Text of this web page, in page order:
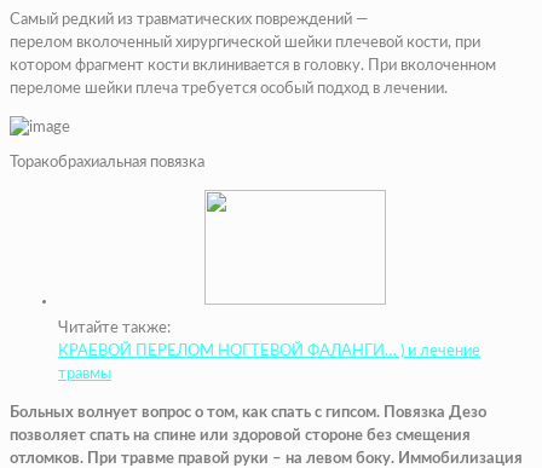
Самый редкий из травматических повреждений —
перелом вколоченный хирургической шейки плечевой кости, при
котором фрагмент кости вклинивается в головку. При вколоченном
переломе шейки плеча требуется особый подход в лечении.
Торакобрахиальная повязка
Читайте также:
КРАЕВОЙ ПЕРЕЛОМ НОГТЕВОЙ ФАЛАНГИ… ) и лечение
травмы
Больных волнует вопрос о том, как спать с гипсом. Повязка Дезо
позволяет спать на спине или здоровой стороне без смещения
отломков. При травме правой руки – на левом боку. Иммобилизация